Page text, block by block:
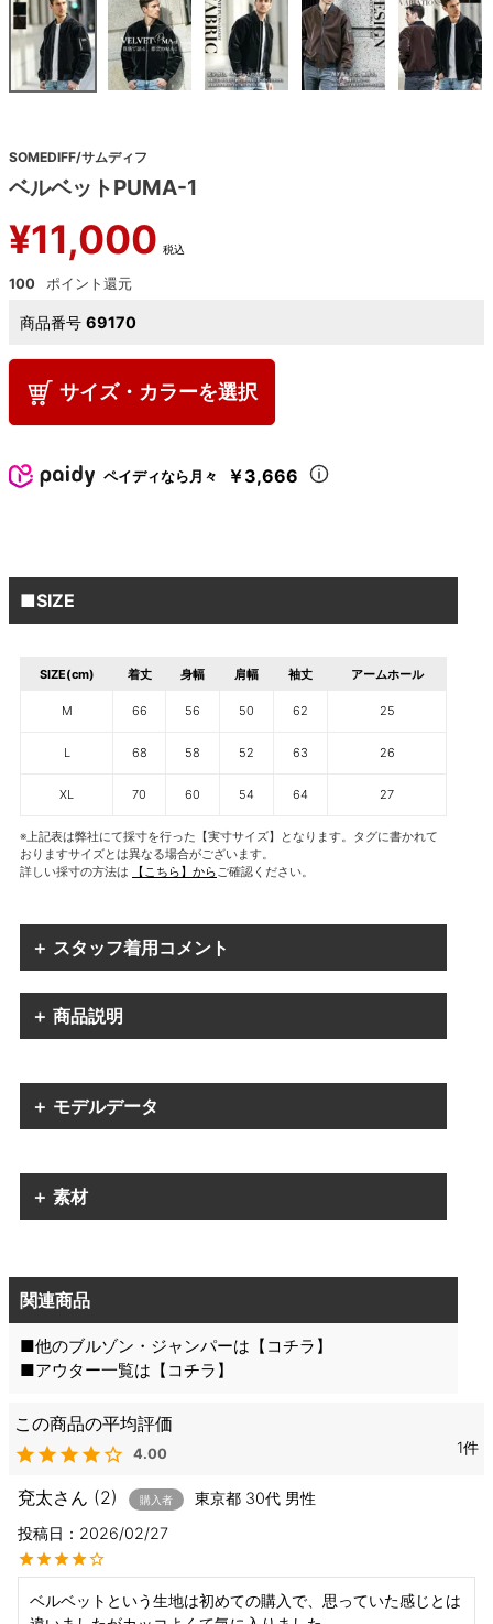
SOMEDIFF/サムディフ
ベルベットPUMA-1
¥11,000 税込
100
商品番号 69170
サイズ・カラーを選択
ペイディなら月々 ￥3,666
■SIZE
SIZE(cm) 着丈 身幅 肩幅 袖丈 アームホール
M 66 56 50 62 25
L 68 58 52 63 26
XL 70 60 54 64 27
※上記表は弊社にて採寸を行った【実寸サイズ】となります。タグに書かれて
おりますサイズとは異なる場合がございます。
詳しい採寸の方法は
【こちら】からご確認ください。
＋ スタッフ着用コメント
＋ 商品説明
＋ モデルデータ
＋ 素材
関連商品
■他のブルゾン・ジャンパーは【 コチラ 】
■アウター一覧は【 コチラ 】
4.00 1
兗太 2 購入者 東京都 30代 男性
投稿日
2026/02/27
ベルベットという生地は初めての購入で、思っていた感じとは